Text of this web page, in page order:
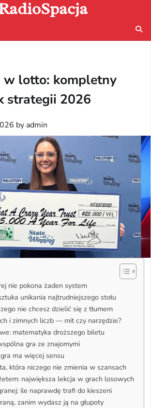
w lotto: kompletny
strategii 2026
by admin
nie pokona żaden system
unikania najtrudniejszego stołu
nie chcesz dzielić się z tłumem
i zimnych liczb — mit czy narzędzie?
matematyka droższego biletu
gra ze znajomymi
ma więcej sensu
która niczego nie zmienia w szansach
największa lekcja w grach losowych
ile naprawdę trafi do kieszeni
zanim wydasz ją na głupoty